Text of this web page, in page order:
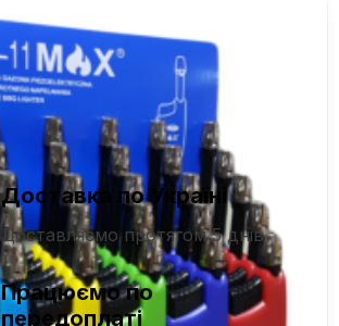
Доставка по Україні
Доставляємо протягом 5 днів
Працюємо по
передоплаті